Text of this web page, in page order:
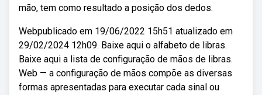
mão, tem como resultado a posição dos dedos.
Webpublicado em 19/06/2022 15h51 atualizado em
29/02/2024 12h09. Baixe aqui o alfabeto de libras.
Baixe aqui a lista de configuração de mãos de libras.
Web — a configuração de mãos compõe as diversas
formas apresentadas para executar cada sinal ou